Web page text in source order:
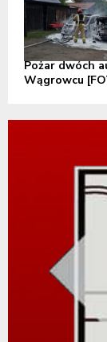
Pożar dwóch
Wągrowcu